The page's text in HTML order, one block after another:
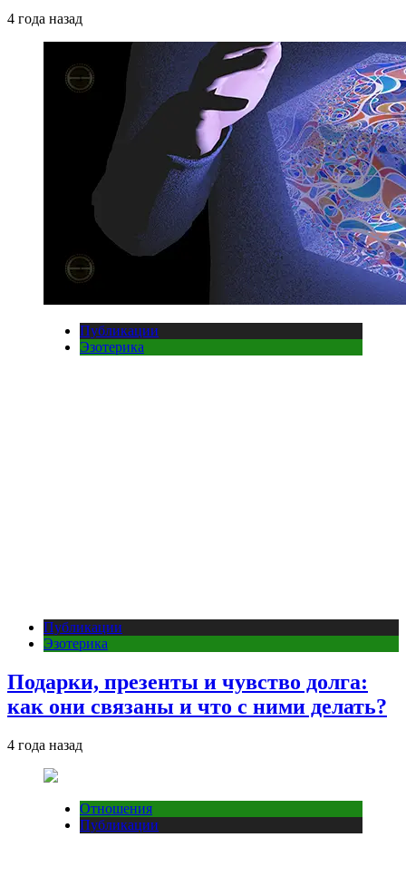
4 года назад
Публикации
Эзотерика
Публикации
Эзотерика
Подарки, презенты и чувство долга:
как они связаны и что с ними делать?
4 года назад
Отношения
Публикации